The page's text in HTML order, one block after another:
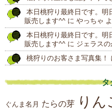
本日桃狩り最終日です。明
販売します^^ に やっちゃ
本日桃狩り最終日です。明
販売します^^ に ジェラスの
桃狩りのお客さま写真集！
タ
ぐんま名月 たらの芽 りん